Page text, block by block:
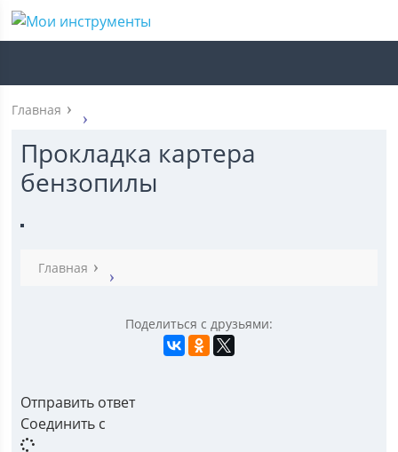
Главная
Прокладка картера
бензопилы
Главная
Поделиться с друзьями:
Отправить ответ
Соединить с